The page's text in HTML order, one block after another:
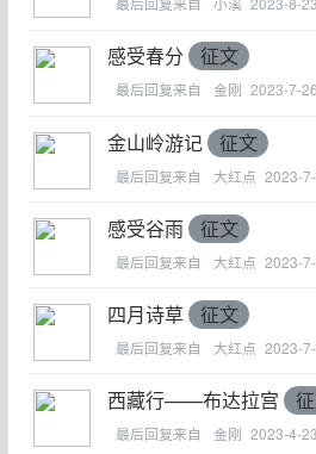
感受春分 征文
最后回复来自 金刚 2023-7-26
金山岭游记 征文
最后回复来自 大红点 2023-
感受谷雨 征文
最后回复来自 大红点 2023-
四月诗草 征文
最后回复来自 大红点 2023-
西藏行——布达拉宫
最后回复来自 金刚 2023-4-23